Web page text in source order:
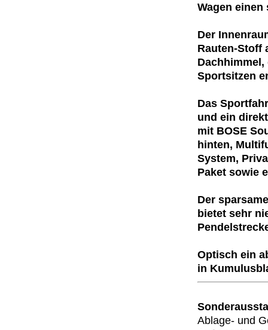
Wagen
Der
Rauten-Stoff
Sportsitzen
Das
und ein
mit BOSE
hinten,
System,
Paket sowie
Der
bietet sehr
Optisch ein
in
Ablage- und